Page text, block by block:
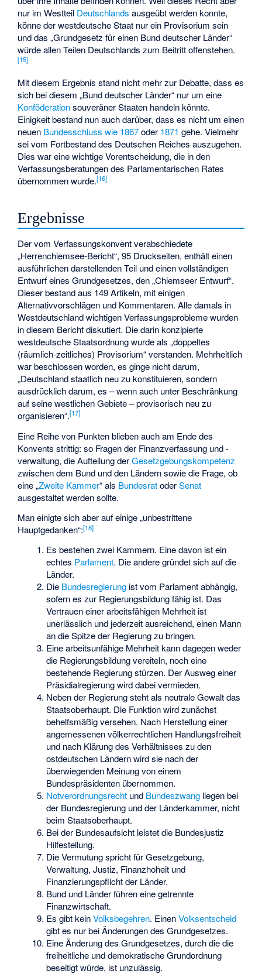
nur im Westteil Deutschlands ausgeübt werden konnte,
könne der westdeutsche Staat nur ein Provisorium sein
und das „Grundgesetz für einen Bund deutscher Länder“
würde allen Teilen Deutschlands zum Beitritt offenstehen.
[15]
Mit diesem Ergebnis stand nicht mehr zur Debatte, dass es
sich bei diesem „Bund deutscher Länder“ nur um eine
Konföderationsouveräner Staaten handeln könnte.
Einigkeit bestand nun auch darüber, dass es nicht um einen
neuen Bundesschluss wie 1867oder 1871 gehe. Vielmehr
sei vom Fortbestand des Deutschen Reiches auszugehen.
Dies war eine wichtige Vorentscheidung, die in den
Verfassungsberatungen des Parlamentarischen Rates
übernommen wurde.[16]
Ergebnisse
Der vom Verfassungskonvent verabschiedete
„Herrenchiemsee-Bericht“, 95 Druckseiten, enthält einen
ausführlichen darstellenden Teil und einen vollständigen
Entwurf eines Grundgesetzes, den „Chiemseer Entwurf“.
Dieser bestand aus 149 Artikeln, mit einigen
Alternativvorschlägen und Kommentaren. Alle damals in
Westdeutschland wichtigen Verfassungsprobleme wurden
in diesem Bericht diskutiert. Die darin konzipierte
westdeutsche Staatsordnung wurde als „doppeltes
(räumlich-zeitliches) Provisorium“ verstanden. Mehrheitlich
war beschlossen worden, es ginge nicht darum,
„Deutschland staatlich neu zu konstituieren, sondern
ausdrücklich darum, es – wenn auch unter Beschränkung
auf seine westlichen Gebiete – provisorisch neu zu
organisieren“.[17]
Eine Reihe von Punkten blieben auch am Ende des
Konvents strittig: so Fragen der Finanzverfassung und -
verwaltung, die Aufteilung derGesetzgebungskompetenz
zwischen dem Bund und den Ländern sowie die Frage, ob
eine „Zweite Kammer“ als BundesratoderSenat
ausgestaltet werden sollte.
Man einigte sich aber auf einige „unbestrittene
Hauptgedanken“:[18]
Es bestehen zwei Kammern. Eine davon ist ein
echtes Parlament. Die andere gründet sich auf die
Länder.
Die Bundesregierung ist vom Parlament abhängig,
sofern es zur Regierungsbildung fähig ist. Das
Vertrauen einer arbeitsfähigen Mehrheit ist
unerlässlich und jederzeit ausreichend, einen Mann
an die Spitze der Regierung zu bringen.
Eine arbeitsunfähige Mehrheit kann dagegen weder
die Regierungsbildung vereiteln, noch eine
bestehende Regierung stürzen. Der Ausweg einer
Präsidialregierung wird dabei vermieden.
Neben der Regierung steht als neutrale Gewalt das
Staatsoberhaupt. Die Funktion wird zunächst
behelfsmäßig versehen. Nach Herstellung einer
angemessenen völkerrechtlichen Handlungsfreiheit
und nach Klärung des Verhältnisses zu den
ostdeutschen Ländern wird sie nach der
überwiegenden Meinung von einem
Bundespräsidenten übernommen.
Notverordnungsrecht und Bundeszwang liegen bei
der Bundesregierung und der Länderkammer, nicht
beim Staatsoberhaupt.
Bei der Bundesaufsicht leistet die Bundesjustiz
Hilfestellung.
Die Vermutung spricht für Gesetzgebung,
Verwaltung, Justiz, Finanzhoheit und
Finanzierungspflicht der Länder.
Bund und Länder führen eine getrennte
Finanzwirtschaft.
Es gibt keinVolksbegehren. EinenVolksentscheid
gibt es nur bei Änderungen des Grundgesetzes.
Eine Änderung des Grundgesetzes, durch die die
freiheitliche und demokratische Grundordnung
beseitigt würde, ist unzulässig.